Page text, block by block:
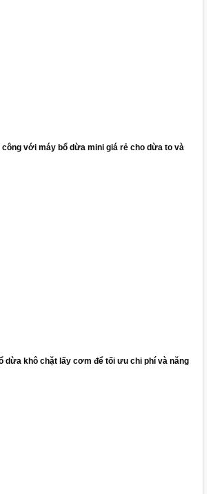
công với máy bổ dừa mini giá rẻ cho dừa to và
dừa khô chặt lấy cơm để tối ưu chi phí và năng